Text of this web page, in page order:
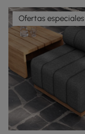
Ofertas especiales